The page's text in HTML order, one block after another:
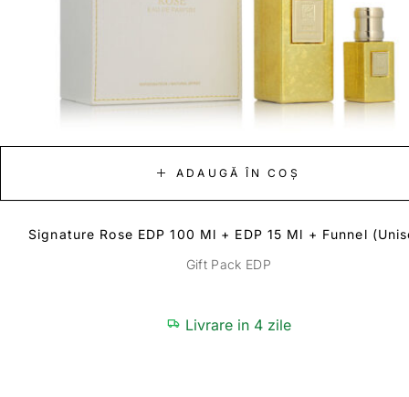
ADAUGĂ ÎN COȘ
Signature Rose EDP 100 Ml + EDP 15 Ml + Funnel
Gift Pack EDP
Livrare in 4 zile